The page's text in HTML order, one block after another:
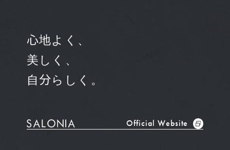
心地よく、
美しく、
自分らしく。
Official Website